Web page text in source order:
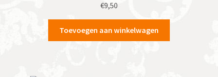
€9,50
Toevoegen aan winkelwagen